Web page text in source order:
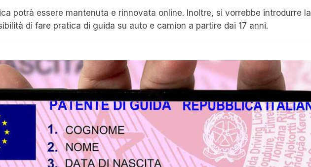
potrà essere mantenuta e rinnovata online. Inoltre, si vorrebbe introdurre la
di fare pratica di guida su auto e camion a partire dai 17 anni.